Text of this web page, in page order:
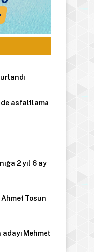
asfaltlama
2 yıl 6 ay
Ahmet Tosun
Mehmet